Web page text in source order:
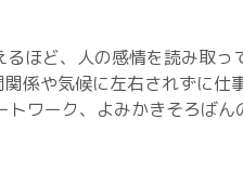
ほど、人の感情を読み取っ
係や気候に左右されずに仕
ワーク、よみかきそろばん